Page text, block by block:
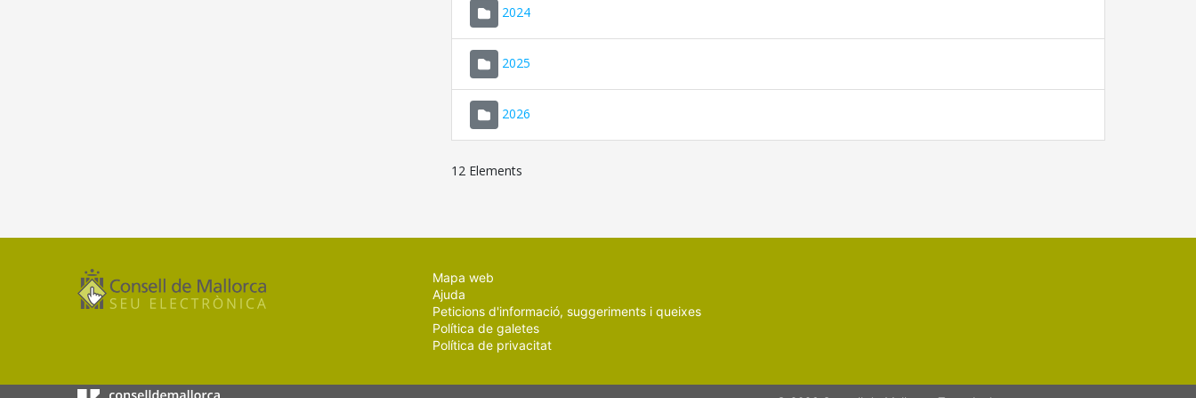
2024
2025
2026
12 Elements
Mapa web
Ajuda
Peticions d'informació, suggeriments i queixes
Política de galetes
Política de privacitat